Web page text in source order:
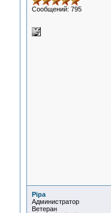
Сообщений: 795
Pipa
Администратор
Ветеран